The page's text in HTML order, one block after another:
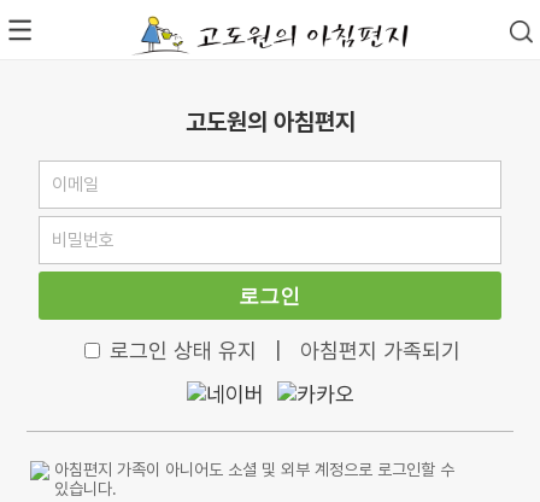
고도원의 아침편지
로그인
로그인 상태 유지 아침편지 가족되기
아침편지 가족이 아니어도 소셜 및 외부 계정으로 로그인할 수
있습니다.